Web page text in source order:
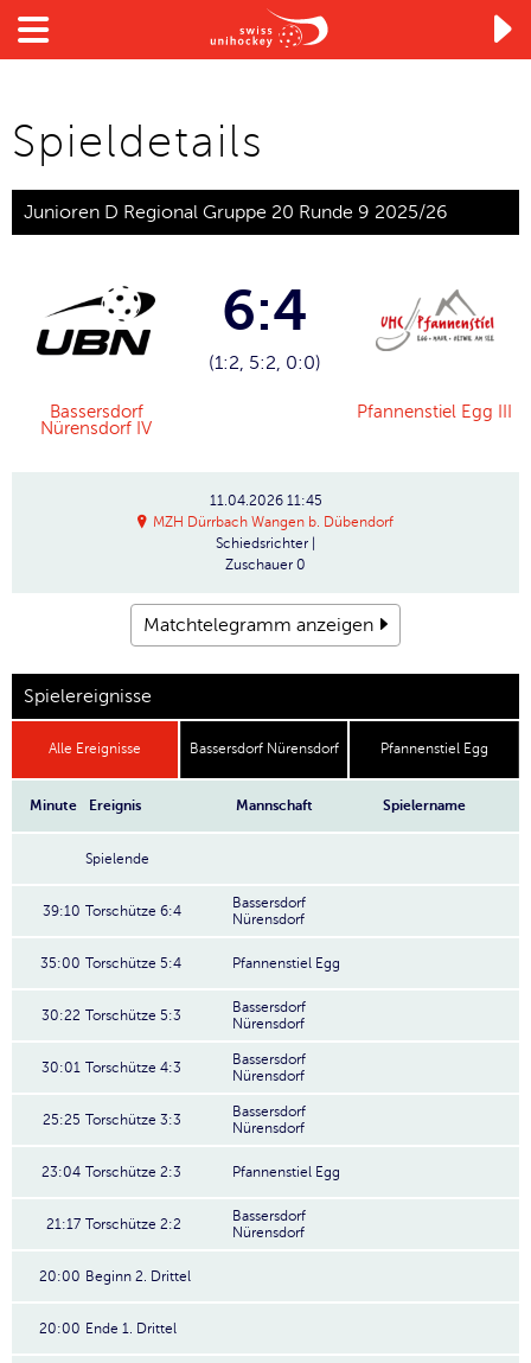

Spieldetails
Junioren D Regional Gruppe 20 Runde 9 2025/26
Bassersdorf
Nürensdorf IV
6:4
(1:2, 5:2, 0:0)
Pfannenstiel Egg III
11.04.2026 11:45
MZH Dürrbach Wangen b. Dübendorf
Schiedsrichter
Zuschauer 0
Matchtelegramm anzeigen
Spielereignisse
Alle Ereignisse Bassersdorf Nürensdorf Pfannenstiel Egg
Minute Ereignis Mannschaft Spielername
Spielende
39:10 Torschütze 6:4
Bassersdorf
Nürensdorf
35:00 Torschütze 5:4 Pfannenstiel Egg
30:22 Torschütze 5:3
Bassersdorf
Nürensdorf
30:01 Torschütze 4:3
Bassersdorf
Nürensdorf
25:25 Torschütze 3:3
Bassersdorf
Nürensdorf
23:04 Torschütze 2:3 Pfannenstiel Egg
21:17 Torschütze 2:2
Bassersdorf
Nürensdorf
20:00 Beginn 2. Drittel
20:00 Ende 1. Drittel